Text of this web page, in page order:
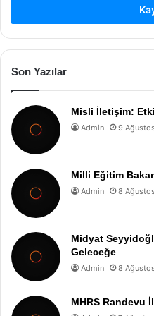
Son Yazılar
Misli İletişim:
Admin 9
Milli Eğitim
Admin 8
Midyat
Geleceğe
Admin 8
MHRS Randevu